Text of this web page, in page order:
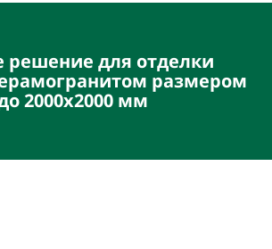
решение для отделки
размером
2000х2000 мм